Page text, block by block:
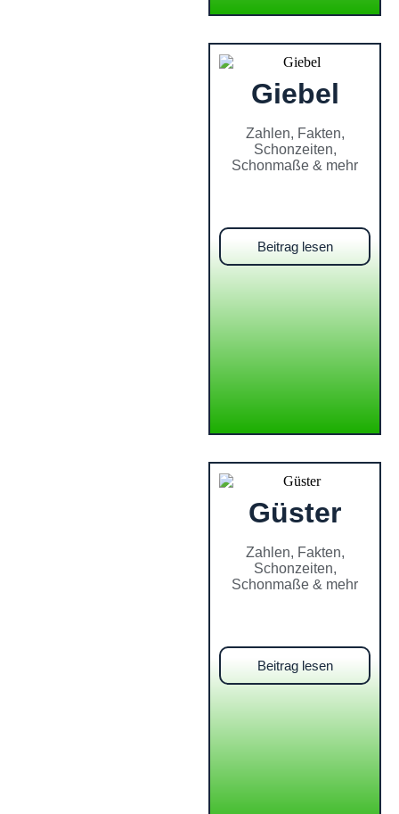
Giebel
Zahlen, Fakten,
Schonzeiten,
Schonmaße & mehr
Beitrag lesen
Güster
Zahlen, Fakten,
Schonzeiten,
Schonmaße & mehr
Beitrag lesen